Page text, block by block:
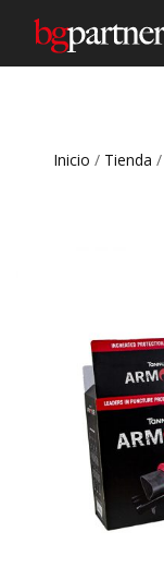
Inicio / Tienda /